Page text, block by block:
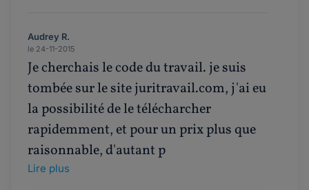
Audrey R.
le 24-11-2015
Je cherchais le code du travail. je suis
tombée sur le site juritravail.com, j'ai eu
la possibilité de le télécharcher
rapidemment, et pour un prix plus que
raisonnable, d'autant p
Lire plus